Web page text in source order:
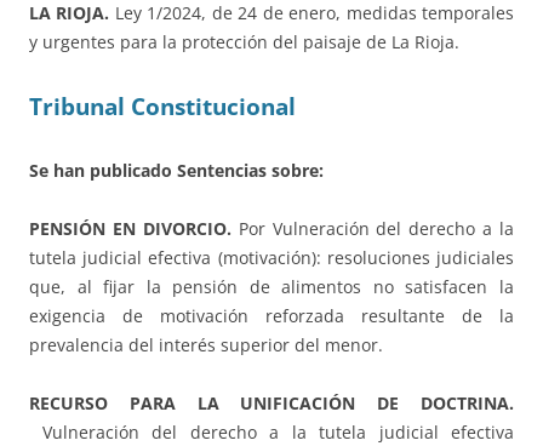
LA RIOJA. Ley 1/2024, de 24 de enero, medidas temporales
y urgentes para la protección del paisaje de La Rioja.
Tribunal Constitucional
Se han publicado Sentencias sobre:
PENSIÓN EN DIVORCIO. Por Vulneración del derecho a la
tutela judicial efectiva (motivación): resoluciones judiciales
que, al fijar la pensión de alimentos no satisfacen la
exigencia de motivación reforzada resultante de la
prevalencia del interés superior del menor.
RECURSO PARA LA UNIFICACIÓN DE DOCTRINA.
Vulneración del derecho a la tutela judicial efectiva